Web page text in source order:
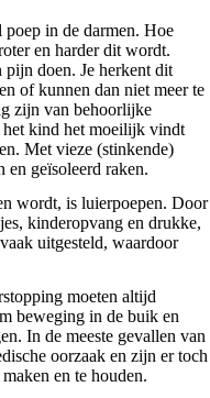
poep in de darmen. Hoe
en harder dit wordt.
pijn doen. Je herkent dit
of kunnen dan niet meer te
zijn van behoorlijke
kind het moeilijk vindt
Met vieze (stinkende)
geïsoleerd raken.
wordt, is luierpoepen. Door
kinderopvang en drukke,
uitgesteld, waardoor
moeten altijd
beweging in de buik en
In de meeste gevallen van
oorzaak en zijn er toch
en te houden.